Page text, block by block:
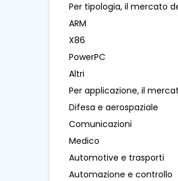
Per tipologia, il mercato
ARM
X86
PowerPC
Altri
Per applicazione, il
Difesa e aerospaziale
Comunicazioni
Medico
Automotive e trasporti
Automazione e controllo